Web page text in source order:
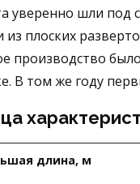
уверенно шли под
из плоских
производство
В том же году
длина, м